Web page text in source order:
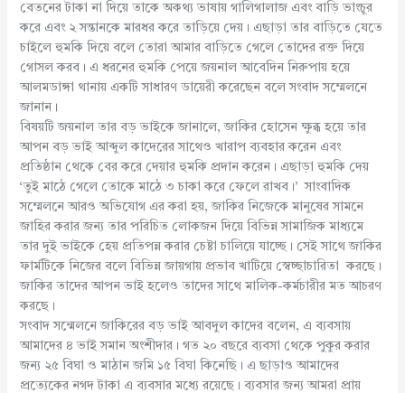
বেতনের টাকা না দিয়ে তাকে অকথ্য ভাষায় গালিগালাজ এবং বাড়ি ভাংচুর
করে এবং ২ সন্তানকে মারধর করে তাড়িয়ে দেয়। এছাড়া তার বাড়িতে যেতে
চাইলে হুমকি দিয়ে বলে তোরা আমার বাড়িতে গেলে তোদের রক্ত দিয়ে
গোসল করব। এ ধরনের হুমকি পেয়ে জয়নাল আবেদিন নিরুপায় হয়ে
আলমডাঙ্গা থানায় একটি সাধারণ ডায়েরী করেছেন বলে সংবাদ সম্মেলনে
জানান।
বিষয়টি জয়নাল তার বড় ভাইকে জানালে, জাকির হোসেন ক্ষুব্ধ হয়ে তার
আপন বড় ভাই আব্দুল কাদেরের সাথেও খারাপ ব্যবহার করেন এবং
প্রতিষ্ঠান থেকে বের করে দেয়ার হুমকি প্রদান করেন। এছাড়া হুমকি দেয়
‘তুই মাঠে গেলে তোকে মাঠে ৩ চাকা করে ফেলে রাখব।’ সাংবাদিক
সম্মেলনে আরও অভিযোগ এর করা হয়, জাকির নিজেকে মানুষের সামনে
জাহির করার জন্য তার পরিচিত লোকজন দিয়ে বিভিন্ন সামাজিক মাধ্যমে
তার দুই ভাইকে হেয় প্রতিপন্ন করার চেষ্টা চালিয়ে যাচ্ছে। সেই সাথে জাকির
ফার্মটিকে নিজের বলে বিভিন্ন জায়গায় প্রভাব খাটিয়ে স্বেচ্ছাচারিতা করছে।
জাকির তাদের আপন ভাই হলেও তাদের সাথে মালিক-কর্মচারীর মত আচরণ
করছে।
সংবাদ সন্মেলনে জাকিরের বড় ভাই আবদুল কাদের বলেন, এ ব্যবসায়
আমাদের ৪ ভাই সমান অংশীদার। গত ২০ বছরে ব্যবসা থেকে পুকুর করার
জন্য ২৫ বিঘা ও মাঠান জমি ১৫ বিঘা কিনেছি। এ ছাড়াও আমাদের
প্রত্যেকের নগদ টাকা এ ব্যবসার মধ্যে রয়েছে। ব্যবসার জন্য আমরা প্রায়